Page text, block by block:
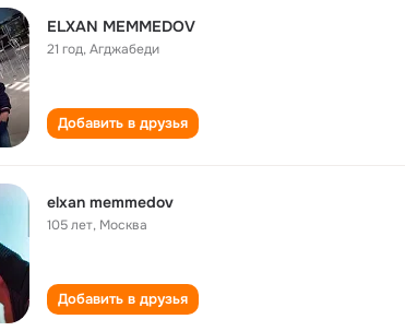
ELXAN MEMMEDOV
21 год,Агджабеди
Добавить в друзья
elxan memmedov
105 лет, Москва
Добавить в друзья